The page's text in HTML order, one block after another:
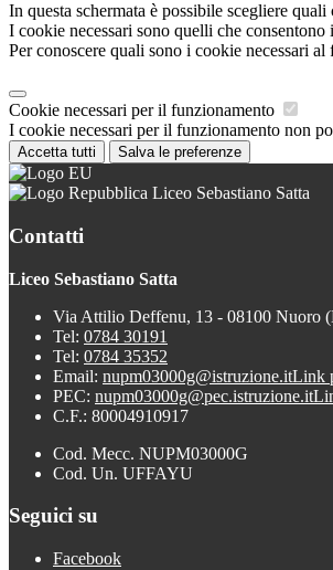
In questa schermata è possibile scegliere
I cookie necessari sono quelli che
Per conoscere quali sono i cookie necessari
Cookie necessari per il funzionamento
I cookie necessari per il funzionamento non
Accetta tutti Salva le preferenze
Liceo Sebastiano Satta
Contatti
Liceo Sebastiano Satta
Via Attilio Deffenu, 13 - 08100 Nuoro
Tel: 0784 30191
Tel: 0784 35352
Email: nupm03000g@istruzione.itLink
PEC: nupm03000g@pec.istruzione.it
C.F.: 80004910917
Cod. Mecc. NUPM03000G
Cod. Un. UFFAYU
Seguici su
Facebook